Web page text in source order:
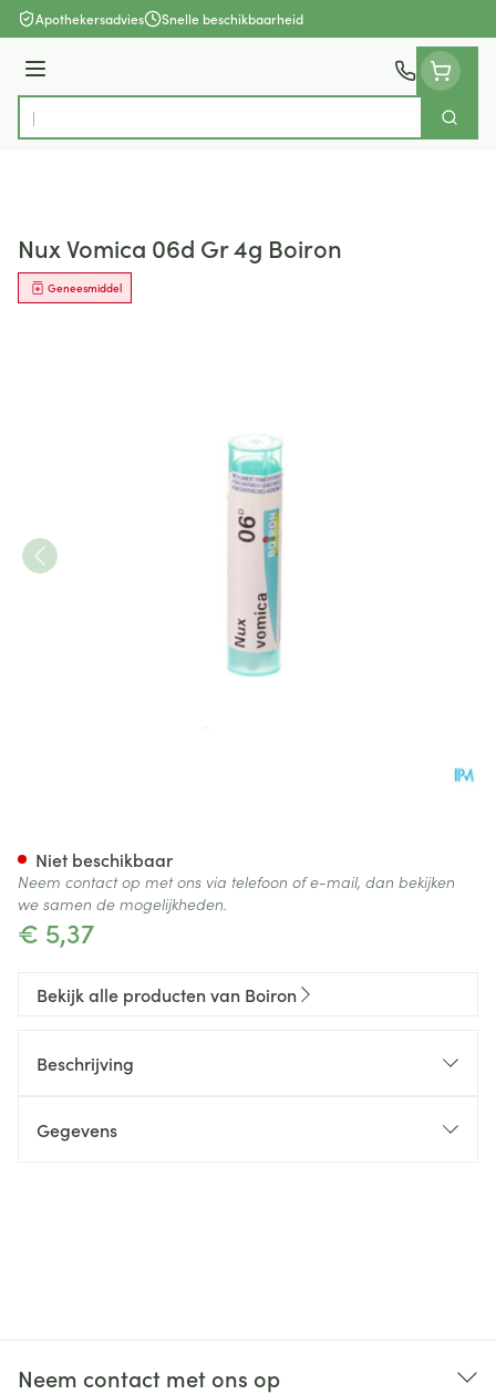
Ga naar de inhoud
Apothekersadvies Snelle beschikbaarheid
Menu
Product, merk, categorie...
Zoek
Nux Vomica 06d Gr 4g Boiron
Geneesmiddel
€ 5,37
Niet beschikbaar
Neem contact op met ons via telefoon of e-mail, dan bekijken
we samen de mogelijkheden.
Bekijk alle producten van Boiron
Beschrijving
Gegevens
Neem contact met ons op